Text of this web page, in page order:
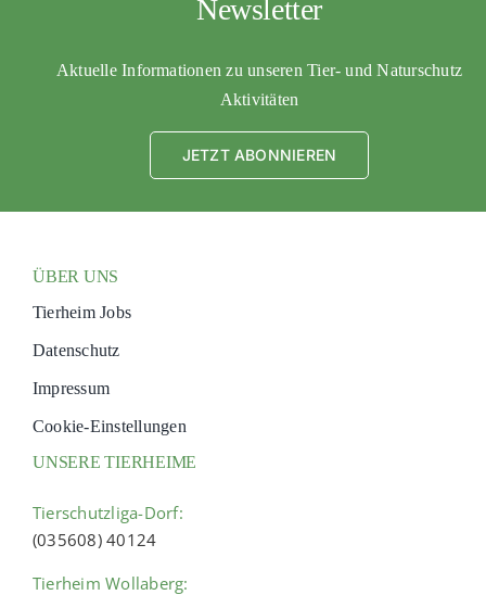
Newsletter
Aktuelle Informationen zu unseren Tier- und Naturschutz
Aktivitäten
JETZT ABONNIEREN
ÜBER UNS
Tierheim Jobs
Datenschutz
Impressum
Cookie-Einstellungen
UNSERE TIERHEIME
Tierschutzliga-Dorf:
(035608) 40124
Tierheim Wollaberg: